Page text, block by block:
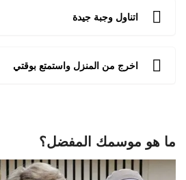
اتناول وجبة جيدة
اخرج من المنزل واستمتع بوقتي
ما هو موسمك المفضل؟